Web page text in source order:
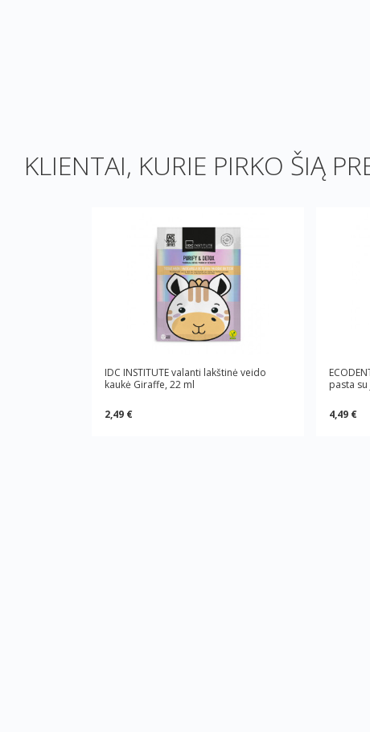
KLIENTAI, KURIE PIRKO ŠIĄ
IDC INSTITUTE valanti lakštinė veido
kaukė Giraffe, 22 ml
2,49 €
pasta
4,49 €